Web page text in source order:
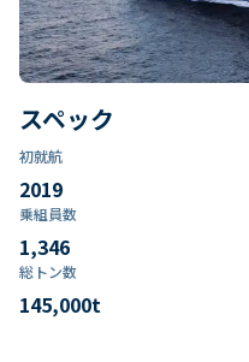
スペック
初就航
2019
乗組員数​
1,346
総トン数​
145,000t